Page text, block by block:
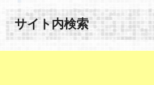
サイト内検索